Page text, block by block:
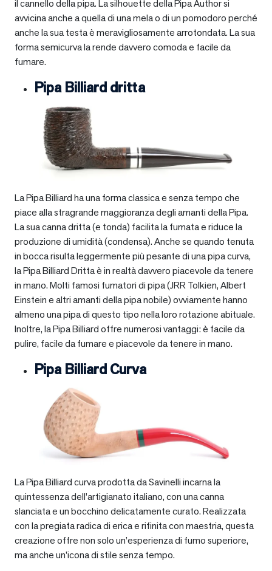
il cannello della pipa. La silhouette della Pipa Author si
avvicina anche a quella di una mela o di un pomodoro perché
anche la sua testa è meravigliosamente arrotondata. La sua
forma semicurva la rende davvero comoda e facile da
fumare.
Pipa Billiard dritta
La Pipa Billiard ha una forma classica e senza tempo che
piace alla stragrande maggioranza degli amanti della Pipa.
La sua canna dritta (e tonda) facilita la fumata e riduce la
produzione di umidità (condensa). Anche se quando tenuta
in bocca risulta leggermente più pesante di una pipa curva,
la Pipa Billiard Dritta è in realtà davvero piacevole da tenere
in mano. Molti famosi fumatori di pipa (JRR Tolkien, Albert
Einstein e altri amanti della pipa nobile) ovviamente hanno
almeno una pipa di questo tipo nella loro rotazione abituale.
Inoltre, la Pipa Billiard offre numerosi vantaggi: è facile da
pulire, facile da fumare e piacevole da tenere in mano.
Pipa Billiard Curva
La Pipa Billiard curva prodotta da Savinelli incarna la
quintessenza dell’artigianato italiano, con una canna
slanciata e un bocchino delicatamente curato. Realizzata
con la pregiata radica di erica e rifinita con maestria, questa
creazione offre non solo un’esperienza di fumo superiore,
ma anche un’icona di stile senza tempo.